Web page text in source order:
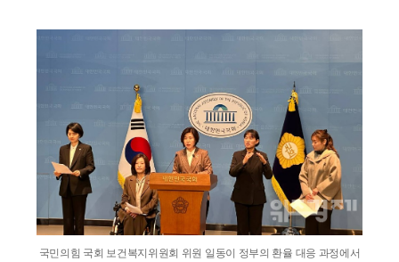
국민의힘 국회 보건복지위원회 위원 일동이 정부의 환율 대응 과정에서